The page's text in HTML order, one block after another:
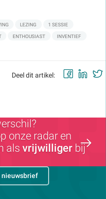
LEZING 1 SESSIE
ENTHOUSIAST INVENTIEF
Deel dit artikel:
onze radar en
als vrijwilliger bij
nieuwsbrief